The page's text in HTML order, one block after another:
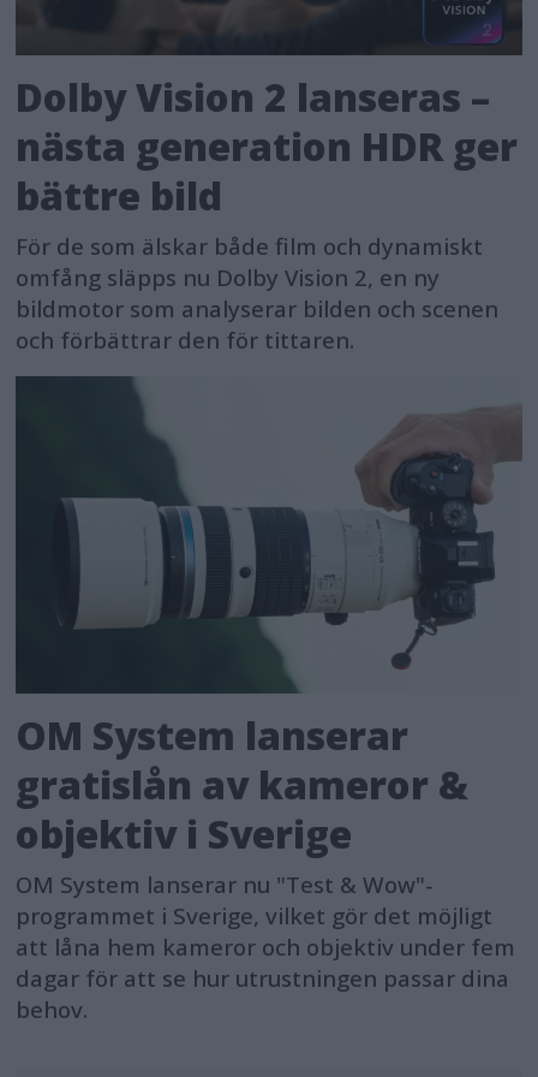
Dolby Vision 2 lanseras –
nästa generation HDR ger
bättre bild
För de som älskar både film och dynamiskt
omfång släpps nu Dolby Vision 2, en ny
bildmotor som analyserar bilden och scenen
och förbättrar den för tittaren.
OM System lanserar
gratislån av kameror &
objektiv i Sverige
OM System lanserar nu "Test & Wow"-
programmet i Sverige, vilket gör det möjligt
att låna hem kameror och objektiv under fem
dagar för att se hur utrustningen passar dina
behov.